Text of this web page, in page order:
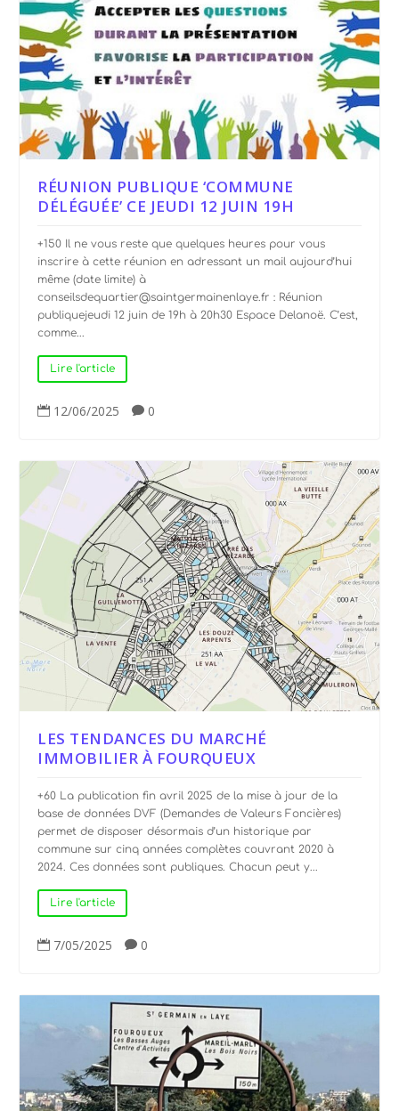
RÉUNION PUBLIQUE ‘COMMUNE
DÉLÉGUÉE’ CE JEUDI 12 JUIN 19H
+150 Il ne vous reste que quelques heures pour vous
inscrire à cette réunion en adressant un mail aujourd’hui
même (date limite) à
conseilsdequartier@saintgermainenlaye.fr : Réunion
publiquejeudi 12 juin de 19h à 20h30 Espace Delanoë. C’est,
comme...
Lire l'article
 12/06/2025  0
LES TENDANCES DU MARCHÉ
IMMOBILIER À FOURQUEUX
+60 La publication fin avril 2025 de la mise à jour de la
base de données DVF (Demandes de Valeurs Foncières)
permet de disposer désormais d’un historique par
commune sur cinq années complètes couvrant 2020 à
2024. Ces données sont publiques. Chacun peut y...
Lire l'article
 7/05/2025  0